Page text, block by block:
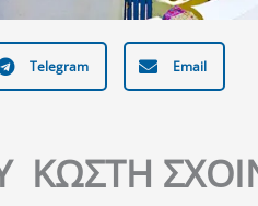
Telegram Email
ΚΩΣΤΗ